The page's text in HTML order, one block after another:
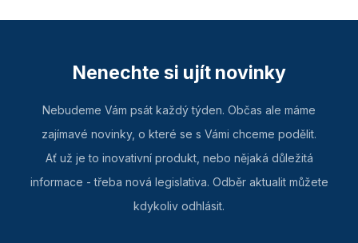
c
p
r
v
k
y
v
ý
p
Nenechte si ujít novinky
Nebudeme Vám psát každý týden. Občas ale máme
zajímavé novinky, o které se s Vámi chceme podělit.
Ať už je to inovativní produkt, nebo nějaká důležitá
informace - třeba nová legislativa. Odběr aktualit můžete
kdykoliv odhlásit.